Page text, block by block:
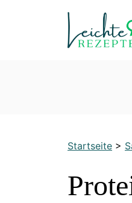
Startseite >